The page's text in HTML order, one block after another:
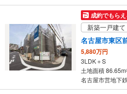
イ
ー
ジ
に
存
成約でもら
新築一戸建て
名古屋市東区
5,880万円
3LDK＋S
土地面積 86.65m
名古屋市営地下